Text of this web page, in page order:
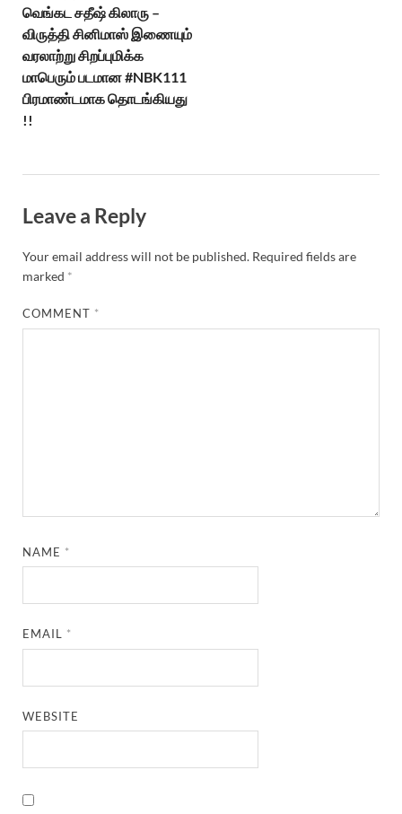
வெங்கட சதீஷ் கிலாரு –
விருத்தி சினிமாஸ் இணையும்
வரலாற்று சிறப்புமிக்க
மாபெரும் படமான #NBK111
பிரமாண்டமாக தொடங்கியது
!!
Leave a Reply
Your email address will not be published. Required fields are
marked *
COMMENT *
NAME *
EMAIL *
WEBSITE